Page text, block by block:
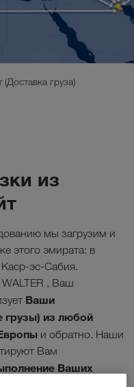
груза)
из
мы загрузим и
этого эмирата: в
эс-Сабия.
, Ваш
Ваши
грузы) из любой
и обратно. Наши
Вам
Ваших